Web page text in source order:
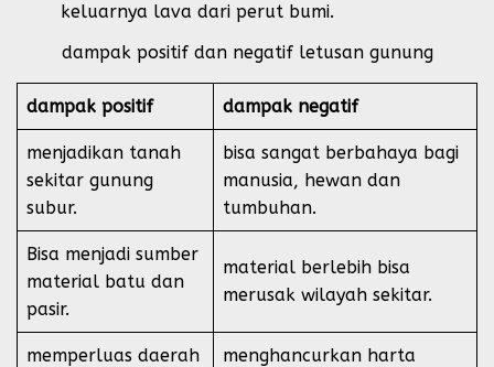
keluarnya lava dari perut bumi.
dampak positif dan negatif letusan gunung
dampak positif dampak negatif
menjadikan tanah
sekitar gunung
subur.
bisa sangat berbahaya bagi
manusia, hewan dan
tumbuhan.
Bisa menjadi sumber
material batu dan
pasir.
material berlebih bisa
merusak wilayah sekitar.
memperluas daerah
menghancurkan harta